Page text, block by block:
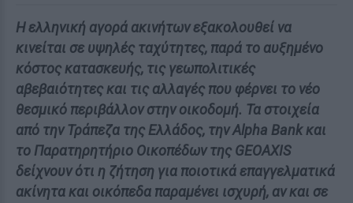
Η ελληνική αγορά ακινήτων εξακολουθεί να
κινείται σε υψηλές ταχύτητες, παρά το αυξημένο
κόστος κατασκευής, τις γεωπολιτικές
αβεβαιότητες και τις αλλαγές που φέρνει το νέο
θεσμικό περιβάλλον στην οικοδομή. Τα στοιχεία
από την Τράπεζα της Ελλάδος, την Alpha Bank και
το Παρατηρητήριο Οικοπέδων της GEOAXIS
δείχνουν ότι η ζήτηση για ποιοτικά επαγγελματικά
ακίνητα και οικόπεδα παραμένει ισχυρή, αν και σε